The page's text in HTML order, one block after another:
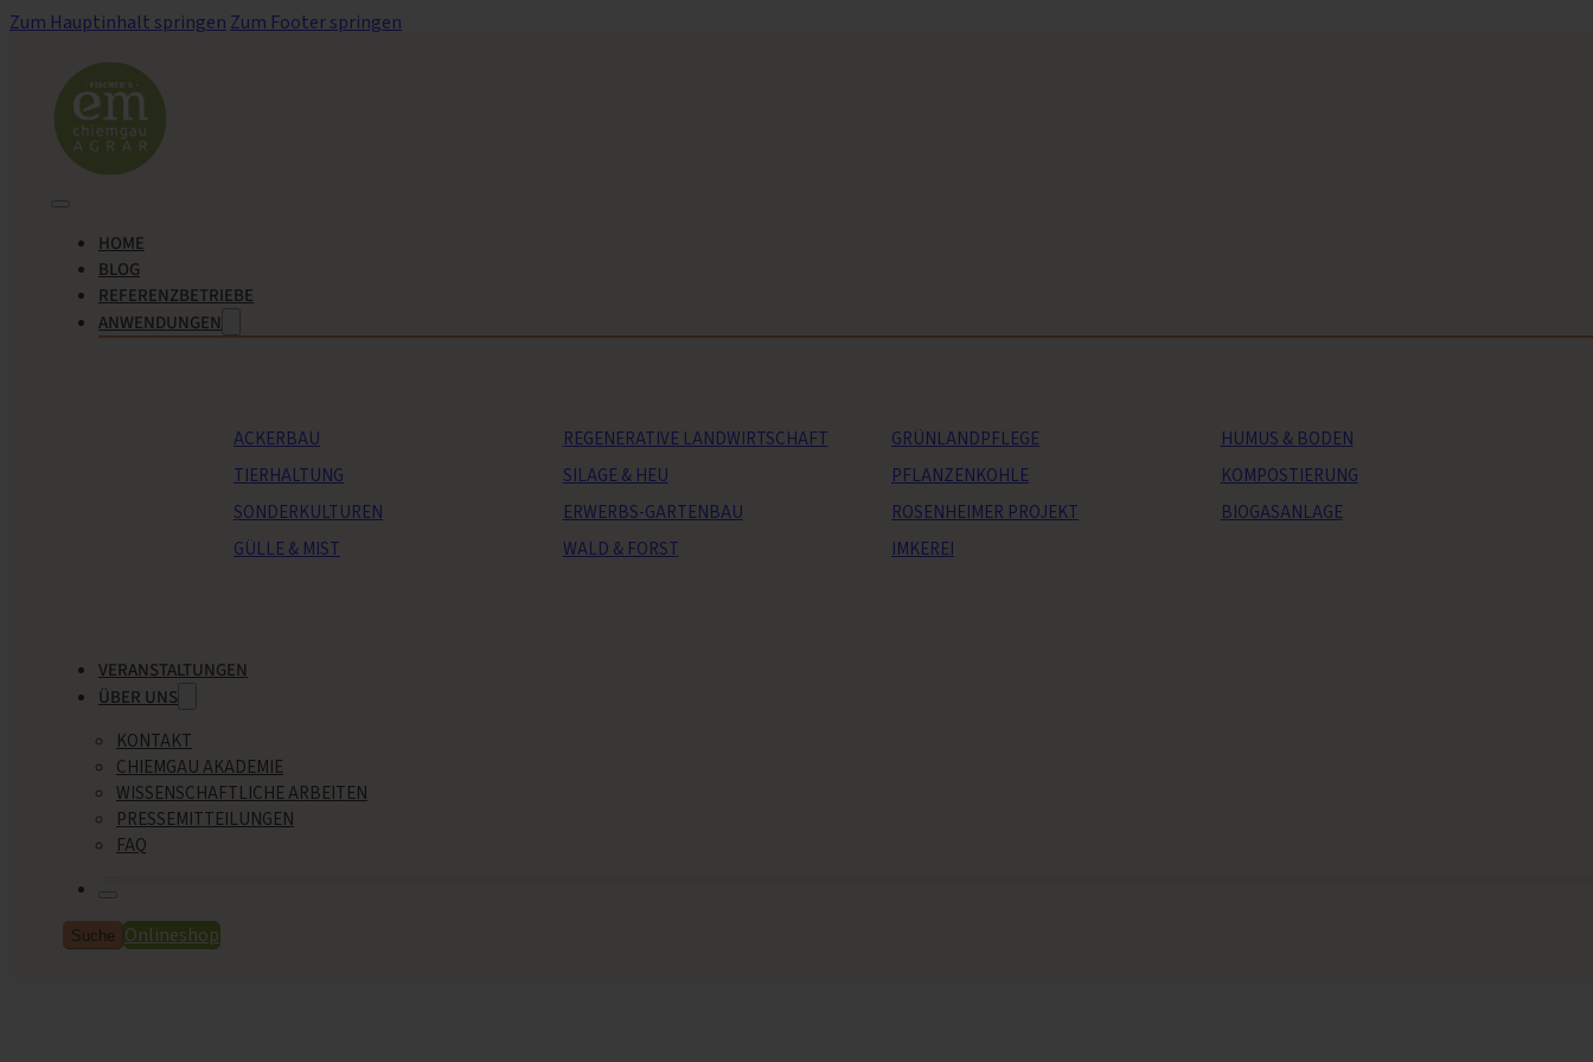
Zum Hauptinhalt springen Zum Footer springen
HOME
BLOG
REFERENZBETRIEBE
ANWENDUNGEN
ACKERBAU REGENERATIVE LANDWIRTSCHAFT GRÜNLANDPFLEGE
HUMUS & BODEN
TIERHALTUNG
SILAGE & HEU PFLANZENKOHLE
KOMPOSTIERUNG
SONDERKULTUREN
ERWERBS-GARTENBAU ROSENHEIMER PROJEKT
BIOGASANLAGE
GÜLLE & MIST
WALD & FORST IMKEREI
VERANSTALTUNGEN
ÜBER UNS
KONTAKT
CHIEMGAU AKADEMIE
WISSENSCHAFTLICHE ARBEITEN
PRESSEMITTEILUNGEN
FAQ
Suche Onlineshop